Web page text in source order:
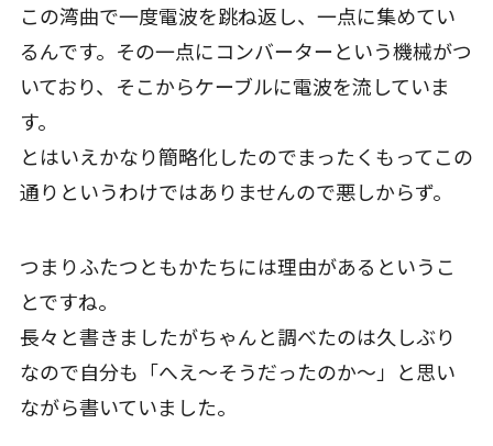
この湾曲で一度電波を跳ね返し、一点に集めてい
るんです。その一点にコンバーターという機械がつ
いており、そこからケーブルに電波を流していま
す。
とはいえかなり簡略化したのでまったくもってこの
通りというわけではありませんので悪しからず。
つまりふたつともかたちには理由があるというこ
とですね。
長々と書きましたがちゃんと調べたのは久しぶり
なので自分も「へえ～そうだったのか～」と思い
ながら書いていました。